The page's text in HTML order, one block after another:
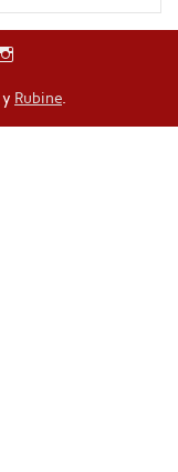
y Rubine